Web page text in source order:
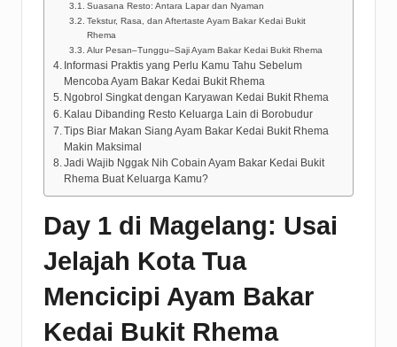
Suasana Resto: Antara Lapar dan Nyaman
Tekstur, Rasa, dan Aftertaste Ayam Bakar Kedai Bukit
Rhema
Alur Pesan–Tunggu–Saji Ayam Bakar Kedai Bukit Rhema
Informasi Praktis yang Perlu Kamu Tahu Sebelum
Mencoba Ayam Bakar Kedai Bukit Rhema
Ngobrol Singkat dengan Karyawan Kedai Bukit Rhema
Kalau Dibanding Resto Keluarga Lain di Borobudur
Tips Biar Makan Siang Ayam Bakar Kedai Bukit Rhema
Makin Maksimal
Jadi Wajib Nggak Nih Cobain Ayam Bakar Kedai Bukit
Rhema Buat Keluarga Kamu?
Day 1 di Magelang: Usai
Jelajah Kota Tua
Mencicipi Ayam Bakar
Kedai Bukit Rhema